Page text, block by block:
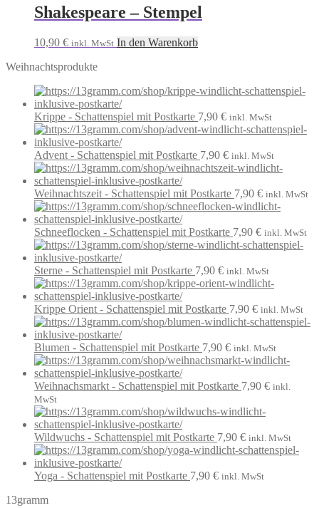
Shakespeare – Stempel
10,90 € inkl. MwSt In den Warenkorb
Weihnachtsprodukte
Krippe - Schattenspiel mit Postkarte 7,90 € inkl. MwSt
Advent - Schattenspiel mit Postkarte 7,90 € inkl. MwSt
Weihnachtszeit - Schattenspiel mit Postkarte 7,90 € inkl. MwSt
Schneeflocken - Schattenspiel mit Postkarte 7,90 € inkl. MwSt
Sterne - Schattenspiel mit Postkarte 7,90 € inkl. MwSt
Krippe Orient - Schattenspiel mit Postkarte 7,90 € inkl. MwSt
Blumen - Schattenspiel mit Postkarte 7,90 € inkl. MwSt
Weihnachsmarkt - Schattenspiel mit Postkarte 7,90 € inkl.
MwSt
Wildwuchs - Schattenspiel mit Postkarte 7,90 € inkl. MwSt
Yoga - Schattenspiel mit Postkarte 7,90 € inkl. MwSt
13gramm